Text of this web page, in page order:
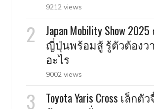
9212 views
Japan Mobility Show
ญี่ปุ่นพร้อมสู้ รู้ตัวต้องว
อะไร
9002 views
Toyota Yaris Cross เล็กตั